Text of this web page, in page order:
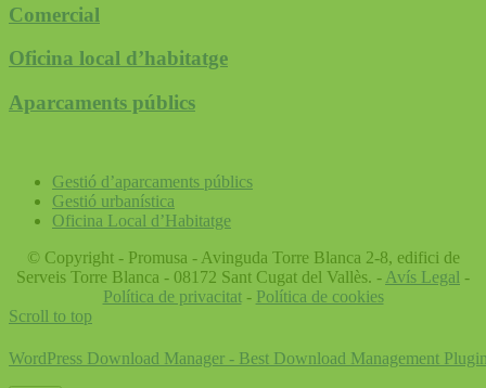
Comercial
Oficina local d’habitatge
Aparcaments públics
Gestió d’aparcaments públics
Gestió urbanística
Oficina Local d’Habitatge
© Copyright - Promusa - Avinguda Torre Blanca 2-8, edifici de
Serveis Torre Blanca - 08172 Sant Cugat del Vallès. - Avís Legal -
Política de privacitat- Política de cookies
Scroll to top
WordPress Download Manager - Best Download Management